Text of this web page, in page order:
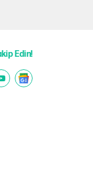
Edin!